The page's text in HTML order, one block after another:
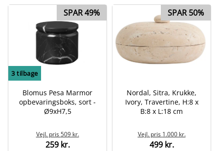
3tilbage
SPAR 49%
Blomus Pesa Marmor
opbevaringsboks, sort -
Ø9xH7,5
Vejl. pris509 kr.
259 kr.
SPAR 50%
Nordal, Sitra, Krukke,
Ivory, Travertine, H:8 x
B:8 x L:18 cm
Vejl. pris 1.000 kr.
499 kr.